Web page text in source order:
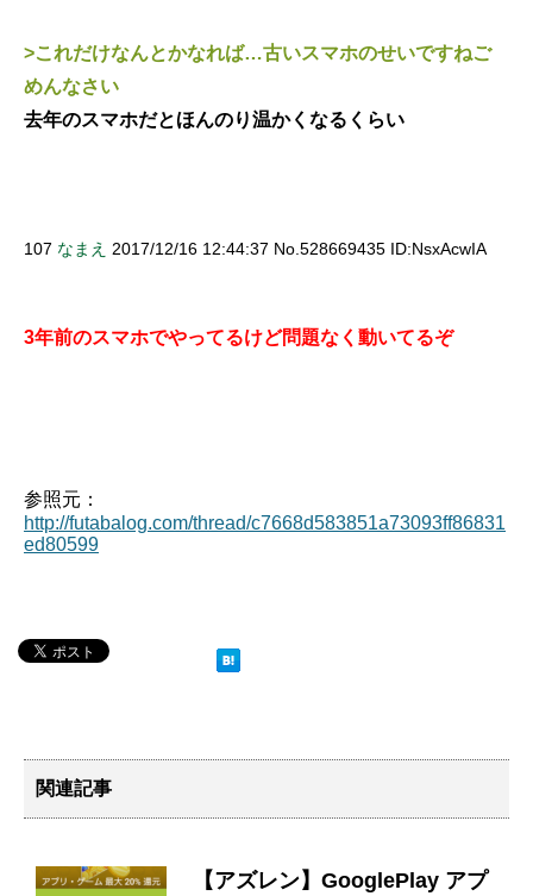
>これだけなんとかなれば…古いスマホのせいですねご
めんなさい
去年のスマホだとほんのり温かくなるくらい
107 なまえ 2017/12/16 12:44:37 No.528669435 ID:NsxAcwIA
3年前のスマホでやってるけど問題なく動いてるぞ
参照元：
http://futabalog.com/thread/c7668d583851a73093ff86831
ed80599
関連記事
【アズレン】GooglePlay アプ